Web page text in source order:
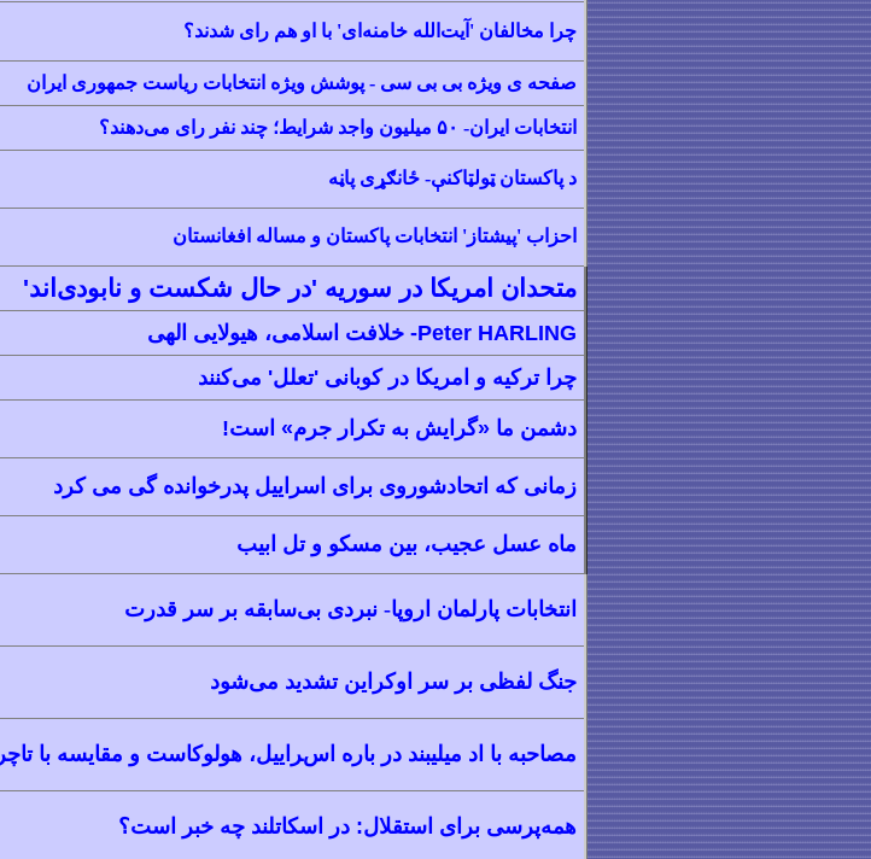
چرا مخالفان 'آیت‌الله خامنه‌ای' با او هم رای شدند؟
صفحه ی ویژه بی بی سی - پوشش ویژه انتخابات ریاست جمهوری ایران
انتخابات ایران- ۵۰ میلیون واجد شرایط؛ چند نفر رای می‌دهند؟
د پاکستان ټولټاکنې- ځانګړی پاڼه
احزاب 'پیشتاز' انتخابات پاکستان و مساله افغانستان
متحدان امریکا در سوریه 'در حال شکست و نابودی‌اند'
Peter HARLING- خلافت اسلامی، هیولایی الهی
چرا ترکیه و امریکا در کوبانی 'تعلل' می‌کنند
دشمن ما «گرايش به تکرار جرم» است!
زمانی که اتحادشوروی برای اسراییل پدرخوانده گی می کرد
ماه عسل عجیب، بین مسکو و تل ابیب
انتخابات پارلمان اروپا- نبردی بی‌سابقه بر سر قدرت
جنگ لفظی بر سر اوکراین تشدید می‌شود
مصاحبه با اد میلیبند در باره اسراییل، هولوکاست و مقایسه با تاچر
همه‌پرسی برای استقلال: در اسکاتلند چه خبر است؟